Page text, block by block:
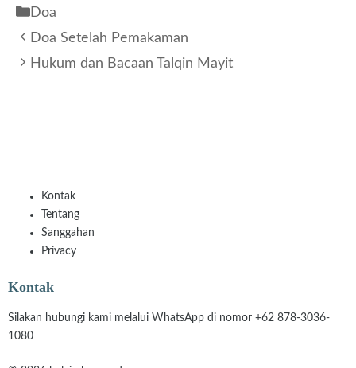
Kategori
Doa
Doa Setelah Pemakaman
Hukum dan Bacaan Talqin Mayit
Kontak
Tentang
Sanggahan
Privacy
Kontak
Silakan hubungi kami melalui WhatsApp di nomor +62 878-3036-
1080